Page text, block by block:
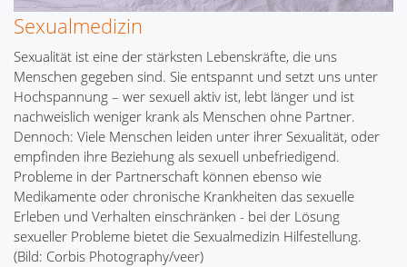
Sexualmedizin
Sexualität ist eine der stärksten Lebenskräfte, die uns
Menschen gegeben sind. Sie entspannt und setzt uns unter
Hochspannung – wer sexuell aktiv ist, lebt länger und ist
nachweislich weniger krank als Menschen ohne Partner.
Dennoch: Viele Menschen leiden unter ihrer Sexualität, oder
empfinden ihre Beziehung als sexuell unbefriedigend.
Probleme in der Partnerschaft können ebenso wie
Medikamente oder chronische Krankheiten das sexuelle
Erleben und Verhalten einschränken - bei der Lösung
sexueller Probleme bietet die Sexualmedizin Hilfestellung.
(Bild: Corbis Photography/veer)